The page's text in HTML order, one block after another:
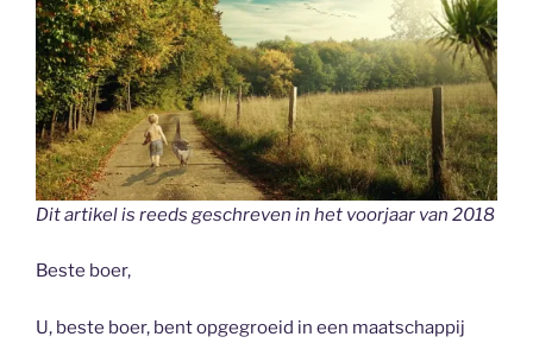
Dit artikel is reeds geschreven in het voorjaar van 2018
Beste boer,
U, beste boer, bent opgegroeid in een maatschappij